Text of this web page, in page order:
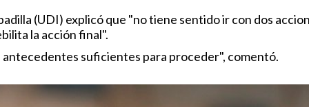
(UDI) explicó que "no tiene sentido ir con dos
la acción final".
suficientes para proceder", comentó.